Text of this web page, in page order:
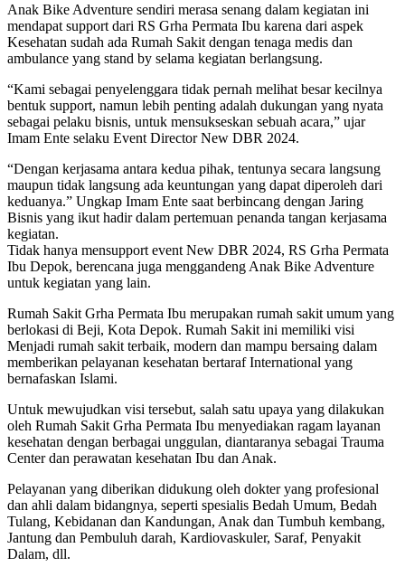
Anak Bike Adventure sendiri merasa senang dalam kegiatan ini
mendapat support dari RS Grha Permata Ibu karena dari aspek
Kesehatan sudah ada Rumah Sakit dengan tenaga medis dan
ambulance yang stand by selama kegiatan berlangsung.
“Kami sebagai penyelenggara tidak pernah melihat besar kecilnya
bentuk support, namun lebih penting adalah dukungan yang nyata
sebagai pelaku bisnis, untuk mensukseskan sebuah acara,” ujar
Imam Ente selaku Event Director New DBR 2024.
“Dengan kerjasama antara kedua pihak, tentunya secara langsung
maupun tidak langsung ada keuntungan yang dapat diperoleh dari
keduanya.” Ungkap Imam Ente saat berbincang dengan Jaring
Bisnis yang ikut hadir dalam pertemuan penanda tangan kerjasama
kegiatan.
Tidak hanya mensupport event New DBR 2024, RS Grha Permata
Ibu Depok, berencana juga menggandeng Anak Bike Adventure
untuk kegiatan yang lain.
Rumah Sakit Grha Permata Ibu merupakan rumah sakit umum yang
berlokasi di Beji, Kota Depok. Rumah Sakit ini memiliki visi
Menjadi rumah sakit terbaik, modern dan mampu bersaing dalam
memberikan pelayanan kesehatan bertaraf International yang
bernafaskan Islami.
Untuk mewujudkan visi tersebut, salah satu upaya yang dilakukan
oleh Rumah Sakit Grha Permata Ibu menyediakan ragam layanan
kesehatan dengan berbagai unggulan, diantaranya sebagai Trauma
Center dan perawatan kesehatan Ibu dan Anak.
Pelayanan yang diberikan didukung oleh dokter yang profesional
dan ahli dalam bidangnya, seperti spesialis Bedah Umum, Bedah
Tulang, Kebidanan dan Kandungan, Anak dan Tumbuh kembang,
Jantung dan Pembuluh darah, Kardiovaskuler, Saraf, Penyakit
Dalam, dll.